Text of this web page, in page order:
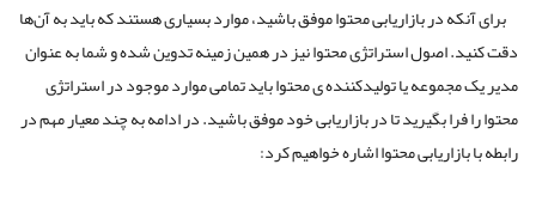
برای آنکه در بازاریابی محتوا موفق باشید، موارد بسیاری هستند که باید به آن‌ها
دقت کنید. اصول استراتژی محتوا نیز در همین زمینه تدوین شده‌ و شما به عنوان
مدیر یک مجموعه یا تولیدکننده ی محتوا باید تمامی موارد موجود در استراتژی
محتوا را فرا بگیرید تا در بازاریابی خود موفق باشید. در ادامه به چند معیار مهم در
رابطه با بازاریابی محتوا اشاره خواهیم کرد: